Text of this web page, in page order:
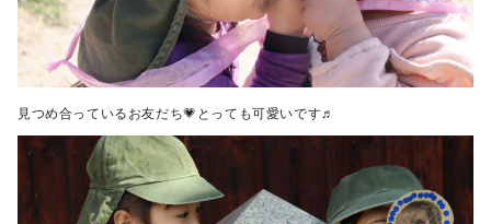
見つめ合っているお友だち💗とっても可愛いです♬